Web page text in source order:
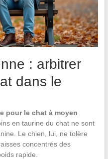
: arbitrer
dans le
pour le chat à moyen
en taurine du chat ne sont
Le chien, lui, ne tolère
concentrés des
rapide.